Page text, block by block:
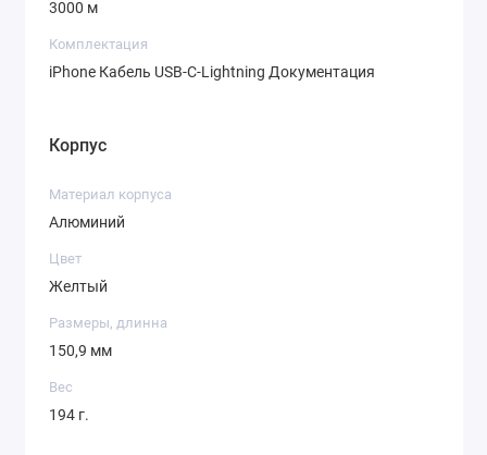
3000 м
Комплектация
iPhone Кабель USB-C-Lightning Документация
Корпус
Материал корпуса
Алюминий
Цвет
Желтый
Размеры, длинна
150,9 мм
Вес
194 г.